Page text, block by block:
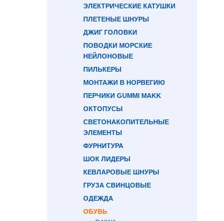
ЭЛЕКТРИЧЕСКИЕ КАТУШКИ
ПЛЕТЕНЫЕ ШНУРЫ
ДЖИГ ГОЛОВКИ
ПОВОДКИ МОРСКИЕ
НЕЙЛОНОВЫЕ
ПИЛЬКЕРЫ
МОНТАЖИ В НОРВЕГИЮ
ПЕРЧИКИ GUMMI MAKK
ОКТОПУСЫ
СВЕТОНАКОПИТЕЛЬНЫЕ
ЭЛЕМЕНТЫ
ФУРНИТУРА
ШОК ЛИДЕРЫ
КЕВЛАРОВЫЕ ШНУРЫ
ГРУЗА СВИНЦОВЫЕ
ОДЕЖДА
ОБУВЬ